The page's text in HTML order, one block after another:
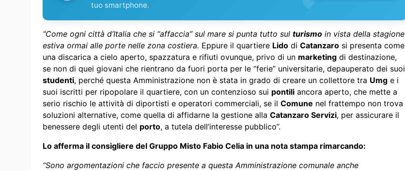
tuo smartphone.
“Come ogni città d’Italia che si “affaccia” sul mare si punta tutto sul turismo in vista della stagione
estiva ormai alle porte nelle zona costiera. Eppure il quartiere Lido di Catanzaro si presenta come
una discarica a cielo aperto, spazzatura e rifiuti ovunque, privo di un marketing di destinazione,
se non di quei giovani che rientrano da fuori porta per le “ferie” universitarie, depauperato dei suoi
studenti, perché questa Amministrazione non è stata in grado di creare un collettore tra Umg e i
suoi iscritti per ripopolare il quartiere, con un contenzioso sui pontili ancora aperto, che mette a
serio rischio le attività di diportisti e operatori commerciali, se il Comune nel frattempo non trova
soluzioni alternative, come quella di affidarne la gestione alla Catanzaro Servizi, per assicurare il
benessere degli utenti del porto, a tutela dell’interesse pubblico”.
Lo afferma il consigliere del Gruppo Misto Fabio Celia in una nota stampa rimarcando:
“Sono argomentazioni che faccio presente a questa Amministrazione comunale anche